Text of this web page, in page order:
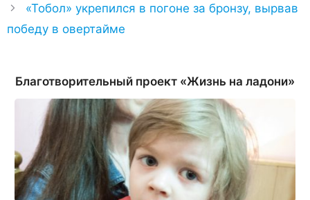
«Тобол» укрепился в погоне за бронзу, вырвав
победу в овертайме
Благотворительный проект «Жизнь на ладони»